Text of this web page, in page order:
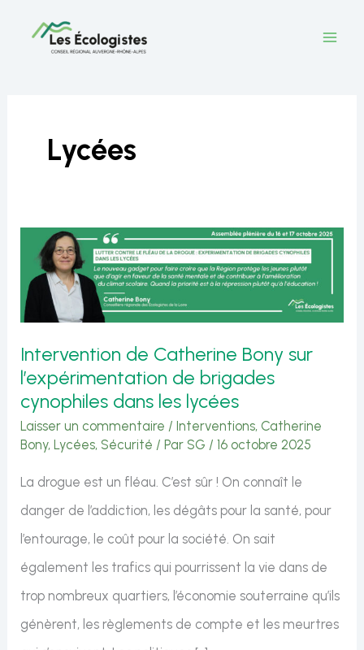
Lycées
Intervention de Catherine Bony sur
l’expérimentation de brigades
cynophiles dans les lycées
Laisser un commentaire /Interventions, Catherine
Bony,Lycées, Sécurité / Par SG /16 octobre 2025
La drogue est un fléau. C’est sûr ! On connaît le
danger de l’addiction, les dégâts pour la santé, pour
l’entourage, le coût pour la société. On sait
également les trafics qui pourrissent la vie dans de
trop nombreux quartiers, l’économie souterraine qu’ils
génèrent, les règlements de compte et les meurtres